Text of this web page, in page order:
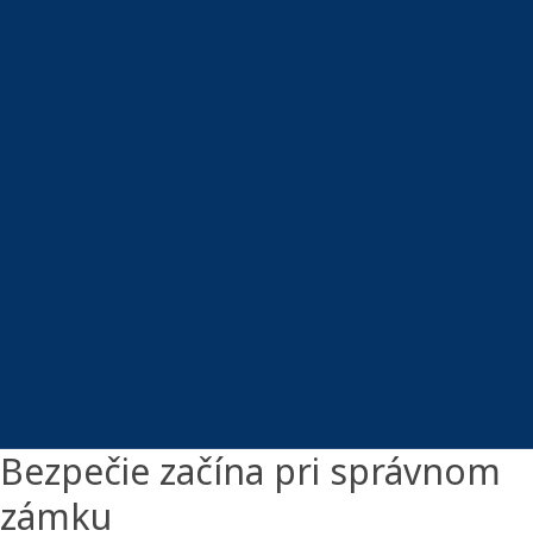
Bezpečie začína pri správnom
zámku